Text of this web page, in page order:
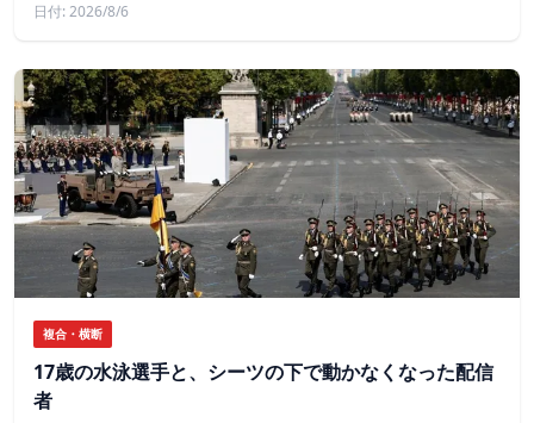
日付: 2026/8/6
複合・横断
17歳の水泳選手と、シーツの下で動かなくなった配信
者